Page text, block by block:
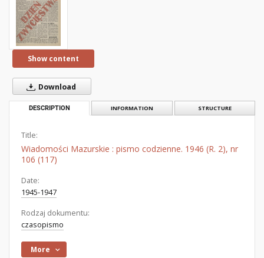
Show content
Download
DESCRIPTION INFORMATION STRUCTURE
Title:
Wiadomości Mazurskie : pismo codzienne. 1946 (R. 2), nr
106 (117)
Date:
1945-1947
Rodzaj dokumentu:
czasopismo
More